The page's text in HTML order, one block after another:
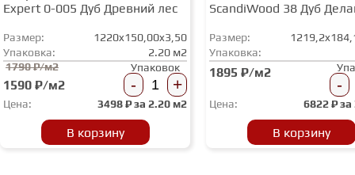
Expert 0-005 Дуб Древний лес
Размер:
1220x150,00x3,50
Упаковка:
2.20 м2
1790 ₽/м2
1590 ₽/м2
Упаковок
- +
Цена: 3498₽ за 2.20 м2
В корзину
ScandiWood 38 Дуб
Размер:
Упаковка:
1895 ₽/м2
-
Цена: 6822₽ за
В корзину